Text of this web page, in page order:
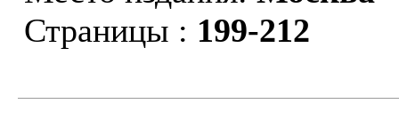
Страницы : 199-212